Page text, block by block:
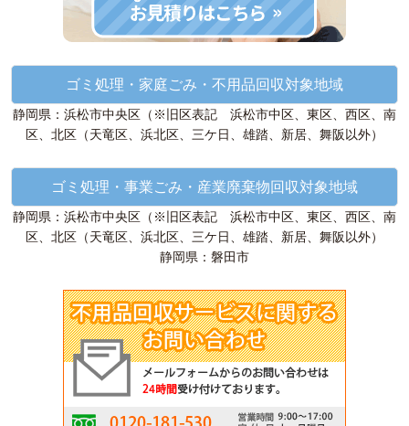
ゴミ処理・家庭ごみ・不用品回収対象地域
静岡県：浜松市中央区（※旧区表記 浜松市中区、東区、西区、南
区、北区（天竜区、浜北区、三ケ日、雄踏、新居、舞阪以外）
ゴミ処理・事業ごみ・産業廃棄物回収対象地域
静岡県：浜松市中央区（※旧区表記 浜松市中区、東区、西区、南
区、北区（天竜区、浜北区、三ケ日、雄踏、新居、舞阪以外）
静岡県：磐田市